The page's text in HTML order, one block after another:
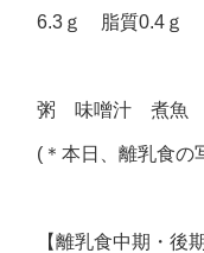
6.3ｇ 脂質0.4ｇ
粥 味噌汁 煮魚
(＊本日、離乳食の
【離乳食中期・後